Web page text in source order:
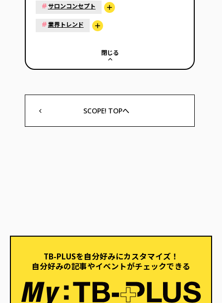
#サロンコンセプト
#業界トレンド
閉じる
SCOPE! TOPへ
TB-PLUSを自分好みにカスタマイズ！
自分好みの記事やイベントがチェックできる